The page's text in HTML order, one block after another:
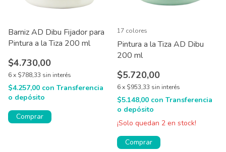
Barniz AD Dibu Fijador para
Pintura a la Tiza 200 ml
$4.730,00
6x $788,33 sin interés
$4.257,00 con Transferencia
o depósito
Pintura a la Tiza AD Dibu
200 ml
$5.720,00
6x $953,33 sin interés
$5.148,00 con Transferencia
o depósito
¡Solo quedan 2 en stock!
17 colores
Comprar